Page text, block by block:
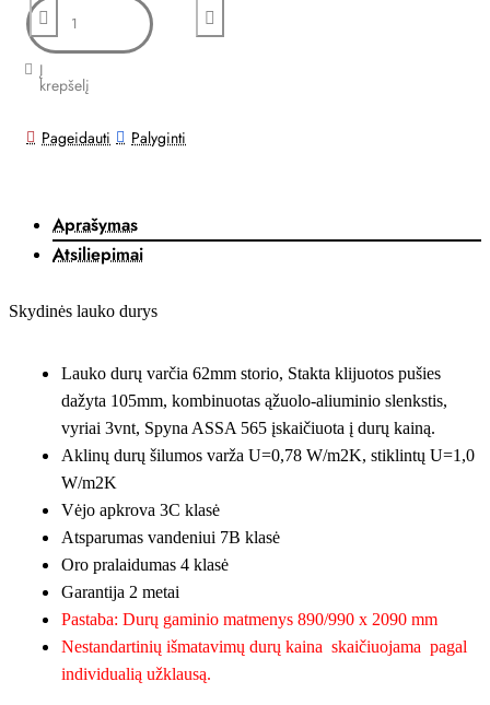
Į
krepšelį
Pageidauti Palyginti
Aprašymas
Atsiliepimai
Skydinės lauko durys
Lauko durų varčia 62mm storio, Stakta klijuotos pušies
dažyta 105mm, kombinuotas ąžuolo-aliuminio slenkstis,
vyriai 3vnt, Spyna ASSA 565 įskaičiuota į durų kainą.
Aklinų durų šilumos varža U=0,78 W/m2K, stiklintų U=1,0
W/m2K
Vėjo apkrova 3C klasė
Atsparumas vandeniui 7B klasė
Oro pralaidumas 4 klasė
Garantija 2 metai
Pastaba: Durų gaminio matmenys 890/990 x 2090 mm
Nestandartinių išmatavimų durų kaina skaičiuojama pagal
individualią užklausą.